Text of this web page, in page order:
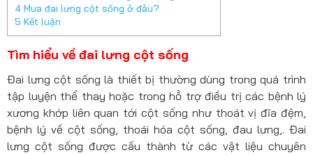
4 Mua đai lưng cột sống ở đâu?
5 Kết luận
Tìm hiểu về đai lưng cột sống
Đai lưng cột sống là thiết bị thường dùng trong quá trình
tập luyện thể thay hoặc trong hỗ trợ điều trị các bệnh lý
xương khớp liên quan tới cột sống như thoát vị đĩa đệm,
bệnh lý về cột sống, thoái hóa cột sống, đau lưng,. Đai
lưng cột sống được cấu thành từ các vật liệu chuyên